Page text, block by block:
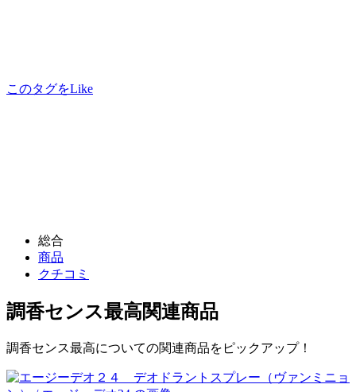
このタグをLike
総合
商品
クチコミ
調香センス最高関連商品
調香センス最高についての関連商品をピックアップ！